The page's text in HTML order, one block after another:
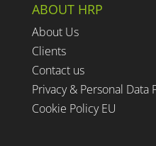
ABOUT HRP
About Us
Clients
Contact us
Privacy & Personal Data
Cookie Policy EU